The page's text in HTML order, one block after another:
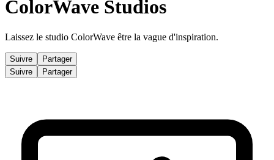
ColorWave Studios
Laissez le studio ColorWave être la vague d'inspiration.
Suivre
Partager
Suivre
Partager